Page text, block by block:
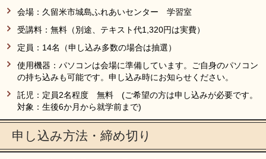
会場：久留米市城島ふれあいセンター 学習室
受講料：無料（別途、テキスト代1,320円は実費）
定員：14名（申し込み多数の場合は抽選）
使用機器：パソコンは会場に準備しています。ご自身のパソコン
の持ち込みも可能です。申し込み時にお知らせください。
託児：定員2名程度 無料 (ご希望の方は申し込みが必要です。
対象：生後6か月から就学前まで)
申し込み方法・締め切り